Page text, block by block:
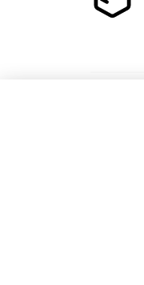
Via
+39
P.IVA: